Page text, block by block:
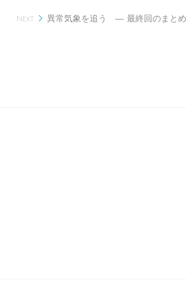
Next  異常気象を追う ― 最終回のまと